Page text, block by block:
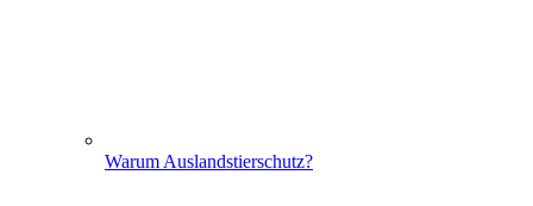
Warum Auslandstierschutz?